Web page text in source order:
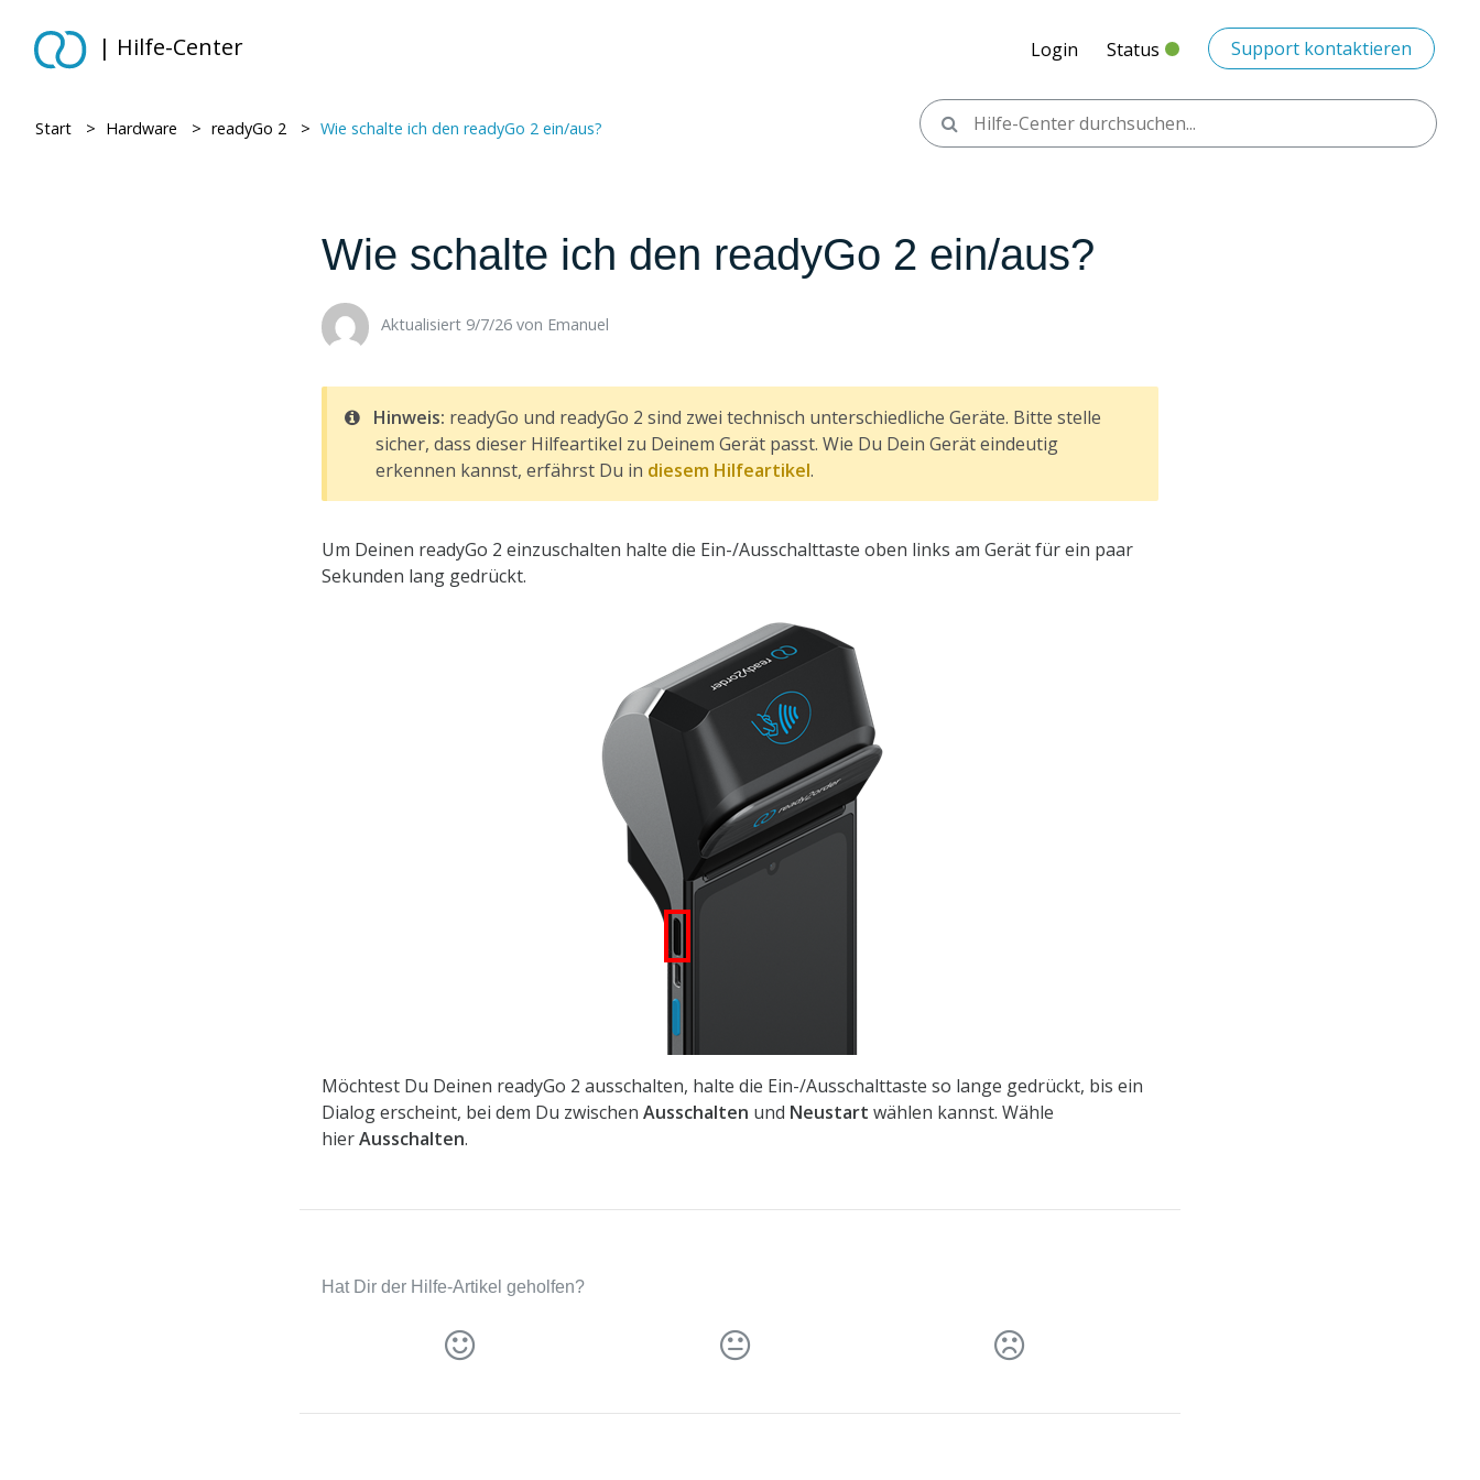
| Hilfe-Center Login Status Support kontaktieren
Start > ​ Hardware > ​ readyGo 2 > ​ Wie schalte ich den readyGo 2 ein/aus?
Wie schalte ich den readyGo 2 ein/aus?
Aktualisiert 9/7/26 ​von Emanuel
Hinweis: readyGo und readyGo 2 sind zwei technisch unterschiedliche Geräte. Bitte stelle
sicher, dass dieser Hilfeartikel zu Deinem Gerät passt. Wie Du Dein Gerät eindeutig
erkennen kannst, erfährst Du in diesem Hilfeartikel.
Um Deinen readyGo 2 einzuschalten halte die Ein-/Ausschalttaste oben links am Gerät für ein paar
Sekunden lang gedrückt.
Möchtest Du Deinen readyGo 2 ausschalten, halte die Ein-/Ausschalttaste so lange gedrückt, bis ein
Dialog erscheint, bei dem Du zwischen Ausschalten und Neustart wählen kannst. Wähle
hierAusschalten.
Hat Dir der Hilfe-Artikel geholfen?